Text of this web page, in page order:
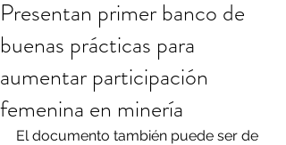
Presentan primer banco de
buenas prácticas para
aumentar participación
femenina en minería
El documento también puede ser de